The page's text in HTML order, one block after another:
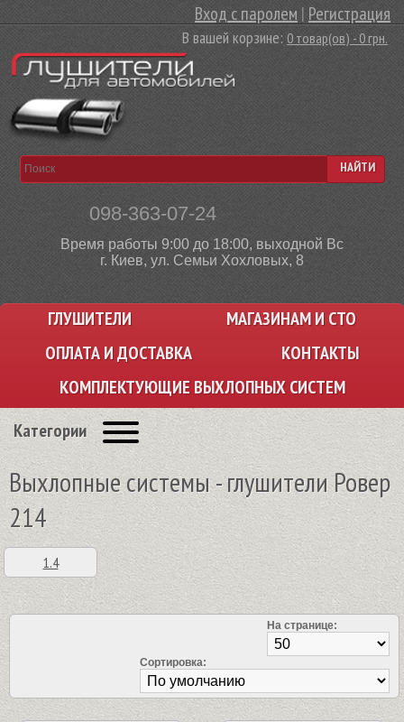
Вход с паролем |Регистрация
В вашей корзине:0 товар(ов) - 0 грн.
098-363-07-24
Время работы 9:00 до 18:00, выходной Вс
г. Киев, ул. Семьи Хохловых, 8
НАЙТИ
ГЛУШИТЕЛИ
МАГАЗИНАМ И СТО
ОПЛАТА И ДОСТАВКА
КОНТАКТЫ
КОМПЛЕКТУЮЩИЕ ВЫХЛОПНЫХ СИСТЕМ
Категории
Выхлопные системы - глушители Ровер
214
1.4
На странице:
Сортировка: